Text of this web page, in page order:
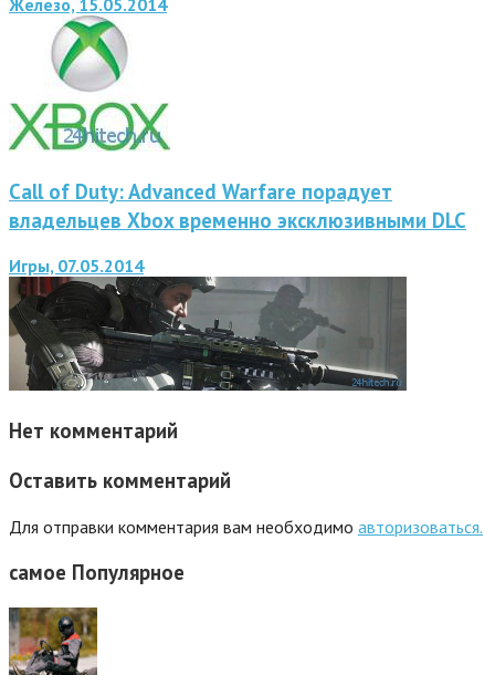
Call of Duty: Advanced Warfare порадует
владельцев Xbox временно эксклюзивными DLC
Игры, 07.05.2014
Нет комментарий
Оставить комментарий
Для отправки комментария вам необходимо авторизоваться.
самое Популярное